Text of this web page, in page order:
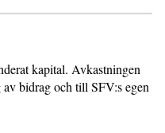
kapital. Avkastningen
bidrag och till SFV:s egen